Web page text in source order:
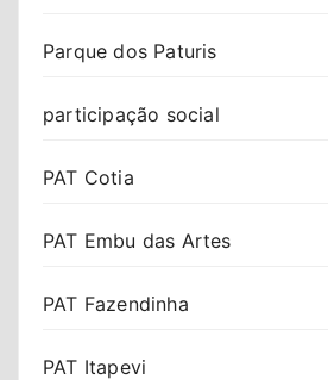
Parque dos Paturis
participação social
PAT Cotia
PAT Embu das Artes
PAT Fazendinha
PAT Itapevi